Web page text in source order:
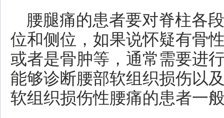
腰腿痛的患者要对脊柱各
位和侧位，如果说怀疑有骨
或者是骨肿等，通常需要进
能够诊断腰部软组织损伤以
软组织损伤性腰痛的患者一